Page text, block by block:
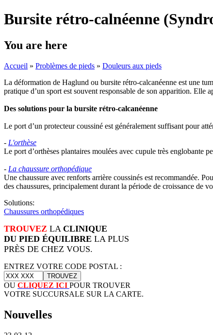
Bursite rétro-calnéenne
You are here
Accueil » Problèmes de pieds » Douleurs aux pieds
La déformation de Haglund ou bursite rétro-calcanéenne est une
pratique d’un sport est souvent responsable de son apparition. Elle
Des solutions pour la bursite rétro-calcanéenne
Le port d’un protecteur coussiné est généralement suffisant pour
- L'orthèse
Le port d’orthèses plantaires moulées avec cupule très englobante
- La chaussure orthopédique
Une chaussure avec renforts arrière coussinés est recommandée.
des chaussures, principalement durant la période de croissance de
Solutions:
Chaussures orthopédiques
TROUVEZ LA CLINIQUE
DU PIED ÉQUILIBRE LA PLUS
PRÈS DE CHEZ VOUS.
ENTREZ VOTRE CODE POSTAL :
OU CLIQUEZ ICI POUR TROUVER
VOTRE SUCCURSALE SUR LA CARTE.
Nouvelles